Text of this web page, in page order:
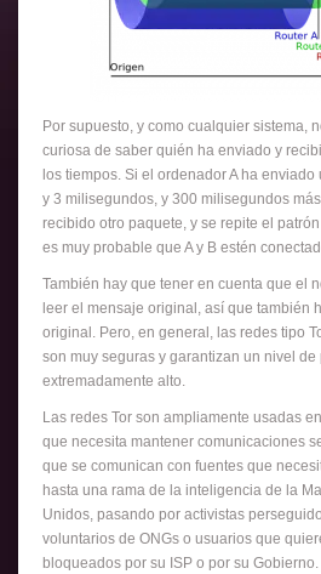
Por supuesto, y como cualquier sistema,
curiosa de saber quién ha enviado y
los tiempos. Si el ordenador A ha
y 3 milisegundos, y 300 milisegundos
recibido otro paquete, y se repite el
es muy probable que A y B estén
También hay que tener en cuenta que el
leer el mensaje original, así que también
original. Pero, en general, las redes tipo
son muy seguras y garantizan un nivel de
extremadamente alto.
Las redes Tor son ampliamente usadas
que necesita mantener comunicaciones
que se comunican con fuentes que
hasta una rama de la inteligencia de la
Unidos, pasando por activistas
voluntarios de ONGs o usuarios que
bloqueados por su ISP o por su Gobierno.